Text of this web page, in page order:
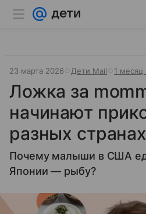
23 марта 2026 Дети Mail 1
Ложка за
начинают
разных странах
Почему малыши в США
Японии — рыбу?